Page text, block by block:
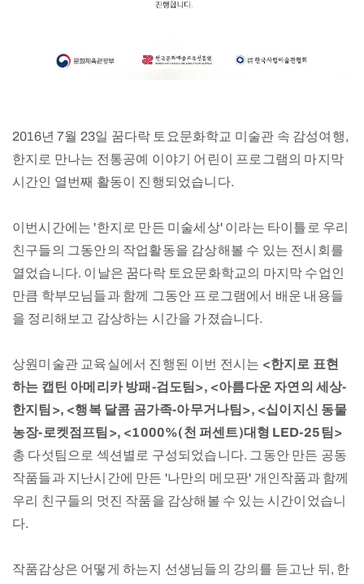
2016년 7월 23일 꿈다락 토요문화학교 미술관 속 감성여행,
한지로 만나는 전통공예 이야기 어린이 프로그램의 마지막
시간인 열번째 활동이 진행되었습니다.
이번시간에는 '한지로 만든 미술세상' 이라는 타이틀로 우리
친구들의 그동안의 작업활동을 감상해볼 수 있는 전시회를
열었습니다. 이날은 꿈다락 토요문화학교의 마지막 수업인
만큼 학부모님들과 함께 그동안 프로그램에서 배운 내용들
을 정리해보고 감상하는 시간을 가졌습니다.
상원미술관 교육실에서 진행된 이번 전시는 <한지로 표현
하는 캡틴 아메리카 방패-검도팀>, <아름다운 자연의 세상-
한지팀>, <행복 달콤 곰가족-아무거나팀>, <십이지신 동물
농장-로켓점프팀>, <1000%(천 퍼센트)대형 LED-25팀>
총 다섯팀으로 섹션별로 구성되었습니다. 그동안 만든 공동
작품들과 지난시간에 만든 '나만의 메모판' 개인작품과 함께
우리 친구들의 멋진 작품을 감상해볼 수 있는 시간이었습니
다.
작품감상은 어떻게 하는지 선생님들의 강의를 듣고난 뒤, 한